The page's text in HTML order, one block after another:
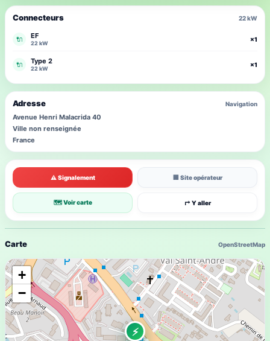
Carte OpenStreetMap
⚡
+
−
⚠ Signalement 🏢 Site opérateur
🗺 Voir carte ↱ Y aller
Connecteurs 22 kW
🔌 EF
22 kW
×1
🔌 Type 2
22 kW
×1
Adresse Navigation
Avenue Henri Malacrida 40
Ville non renseignée
France